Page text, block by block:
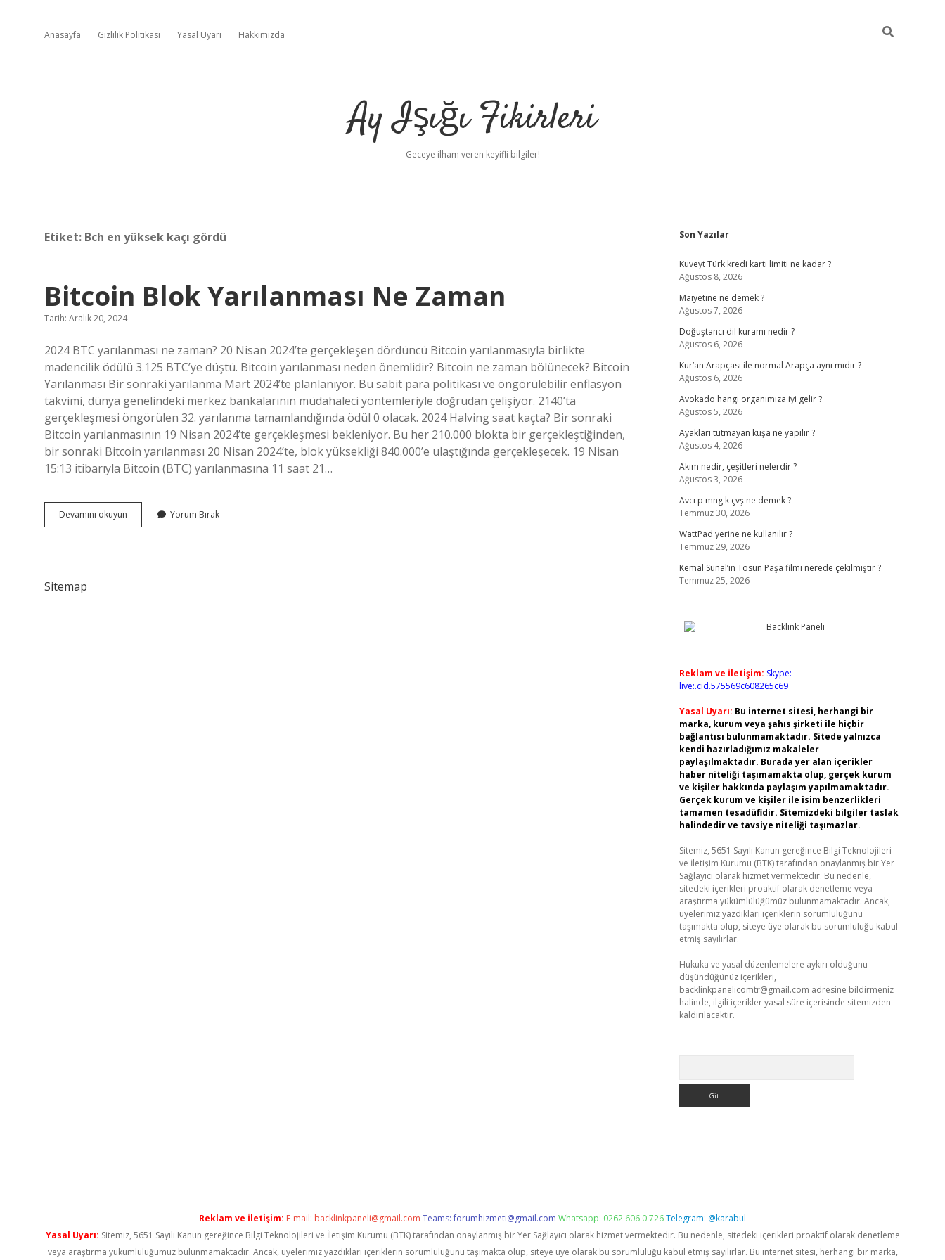
Anasayfa Gizlilik Politikası Yasal Uyarı Hakkımızda
Ay Işığı Fikirleri
Geceye ilham veren keyifli bilgiler!
Etiket: Bch en yüksek kaçı gördü
Bitcoin Blok Yarılanması Ne Zaman
Tarih: Aralık 20, 2024
2024 BTC yarılanması ne zaman? 20 Nisan 2024’te gerçekleşen dördüncü Bitcoin yarılanmasıyla birlikte
madencilik ödülü 3.125 BTC’ye düştü. Bitcoin yarılanması neden önemlidir? Bitcoin ne zaman bölünecek? Bitcoin
Yarılanması Bir sonraki yarılanma Mart 2024’te planlanıyor. Bu sabit para politikası ve öngörülebilir enflasyon
takvimi, dünya genelindeki merkez bankalarının müdahaleci yöntemleriyle doğrudan çelişiyor. 2140’ta
gerçekleşmesi öngörülen 32. yarılanma tamamlandığında ödül 0 olacak. 2024 Halving saat kaçta? Bir sonraki
Bitcoin yarılanmasının 19 Nisan 2024’te gerçekleşmesi bekleniyor. Bu her 210.000 blokta bir gerçekleştiğinden,
bir sonraki Bitcoin yarılanması 20 Nisan 2024’te, blok yüksekliği 840.000’e ulaştığında gerçekleşecek. 19 Nisan
15:13 itibarıyla Bitcoin (BTC) yarılanmasına 11 saat 21…
Devamını okuyun
Blok
Yorum Bırak
Sitemap
Sidebar
Son Yazılar
Kuveyt Türk kredi kartı limiti ne kadar ?
Ağustos 8, 2026
Maiyetine ne demek ?
Ağustos 7, 2026
Doğuştancı dil kuramı nedir ?
Ağustos 6, 2026
Kur’an Arapçası ile normal Arapça aynı mıdır ?
Ağustos 6, 2026
Avokado hangi organımıza iyi gelir ?
Ağustos 5, 2026
Ayakları tutmayan kuşa ne yapılır ?
Ağustos 4, 2026
Akım nedir, çeşitleri nelerdir ?
Ağustos 3, 2026
Avcı p mng k çvş ne demek ?
Temmuz 30, 2026
WattPad yerine ne kullanılır ?
Temmuz 29, 2026
Kemal Sunal’ın Tosun Paşa filmi nerede çekilmiştir ?
Temmuz 25, 2026
Reklam ve İletişim: Skype:
live:.cid.575569c608265c69
Yasal Uyarı: Bu internet sitesi, herhangi bir
marka, kurum veya şahıs şirketi ile hiçbir
bağlantısı bulunmamaktadır. Sitede yalnızca
kendi hazırladığımız makaleler
paylaşılmaktadır. Burada yer alan içerikler
haber niteliği taşımamakta olup, gerçek kurum
ve kişiler hakkında paylaşım yapılmamaktadır.
Gerçek kurum ve kişiler ile isim benzerlikleri
tamamen tesadüfidir. Sitemizdeki bilgiler taslak
halindedir ve tavsiye niteliği taşımazlar.
Sitemiz, 5651 Sayılı Kanun gereğince Bilgi Teknolojileri
ve İletişim Kurumu (BTK) tarafından onaylanmış bir Yer
Sağlayıcı olarak hizmet vermektedir. Bu nedenle,
sitedeki içerikleri proaktif olarak denetleme veya
araştırma yükümlülüğümüz bulunmamaktadır. Ancak,
üyelerimiz yazdıkları içeriklerin sorumluluğunu
taşımakta olup, siteye üye olarak bu sorumluluğu kabul
etmiş sayılırlar.
Hukuka ve yasal düzenlemelere aykırı olduğunu
düşündüğünüz içerikleri,
backlinkpanelicomtr@gmail.com adresine bildirmeniz
halinde, ilgili içerikler yasal süre içerisinde sitemizden
kaldırılacaktır.
Reklam ve İletişim: E-mail: backlinkpaneli@gmail.com Teams:forumhizmeti@gmail.com Whatsapp: 0262 606 0 726Telegram: @karabul
Yasal Uyarı: Sitemiz, 5651 Sayılı Kanun gereğince Bilgi Teknolojileri ve İletişim Kurumu (BTK) tarafından onaylanmış bir Yer Sağlayıcı olarak hizmet vermektedir. Bu nedenle, sitedeki içerikleri proaktif olarak denetleme
veya araştırma yükümlülüğümüz bulunmamaktadır. Ancak, üyelerimiz yazdıkları içeriklerin sorumluluğunu taşımakta olup, siteye üye olarak bu sorumluluğu kabul etmiş sayılırlar. Bu internet sitesi, herhangi bir marka,